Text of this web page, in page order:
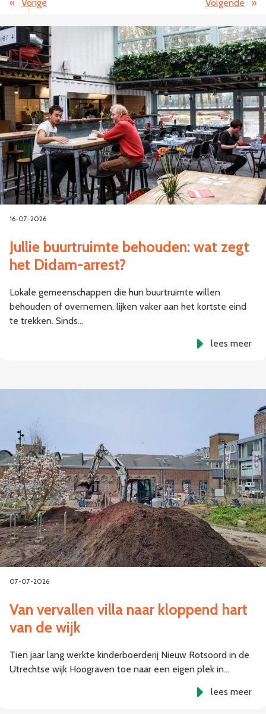
« Vorige Volgende »
16-07-2026
Jullie buurtruimte behouden: wat zegt
het Didam-arrest?
Lokale gemeenschappen die hun buurtruimte willen
behouden of overnemen, lijken vaker aan het kortste eind
te trekken. Sinds…
lees meer
07-07-2026
Van vervallen villa naar kloppend hart
van de wijk
Tien jaar lang werkte kinderboerderij Nieuw Rotsoord in de
Utrechtse wijk Hoograven toe naar een eigen plek in…
lees meer